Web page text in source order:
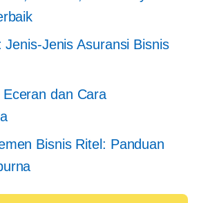
Jenis-Jenis Asuransi Bisnis
dan Cara
Bisnis Ritel: Panduan